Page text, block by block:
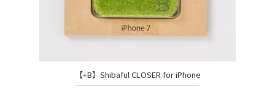
【+B】Shibaful CLOSER for iPhone